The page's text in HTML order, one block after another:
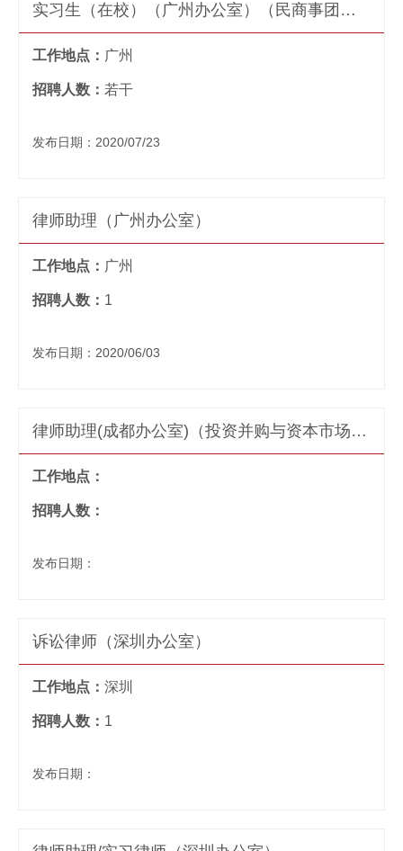
实习生（在校）（广州办公室）（民商事团队）
工作地点： 广州
招聘人数： 若干
发布日期：2020/07/23
律师助理（广州办公室）
工作地点： 广州
招聘人数： 1
发布日期：2020/06/03
律师助理(成都办公室)（投资并购与资本市场业务方向）
工作地点：
招聘人数：
发布日期：
诉讼律师（深圳办公室）
工作地点： 深圳
招聘人数： 1
发布日期：